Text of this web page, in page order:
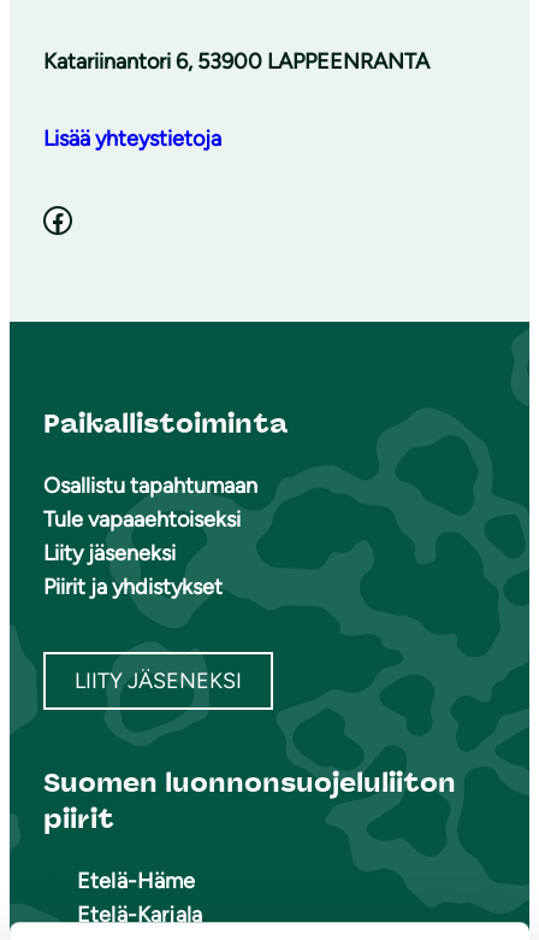
Katariinantori 6, 53900 LAPPEENRANTA
Lisää yhteystietoja
Facebook
Paikallistoiminta
Osallistu tapahtumaan
Tule vapaaehtoiseksi
Liity jäseneksi
Piirit ja yhdistykset
LIITY JÄSENEKSI
Suomen luonnonsuojeluliiton
piirit
Etelä-Häme
Etelä-Karjala